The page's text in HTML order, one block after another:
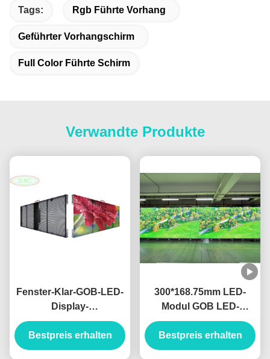
Tags: Rgb Führte Vorhang
Geführter Vorhangschirm
Full Color Führte Schirm
Verwandte Produkte
Fenster-Klar-GOB-LED-
Display-
Werbebildschirm mit
dualer
Notstromversorgung
Bestpreis erhalten
300*168.75mm LED-
Modul GOB LED-
Anzeige Dichte 1R1G1B
Pixelzusammensetzung
427186 Punkte/qm
Bestpreis erhalten